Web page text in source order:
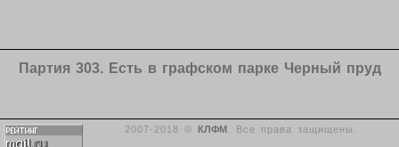
Партия 303. Есть в графском парке Черный пруд
2007-2018 © КЛФМ . Все права защищены.